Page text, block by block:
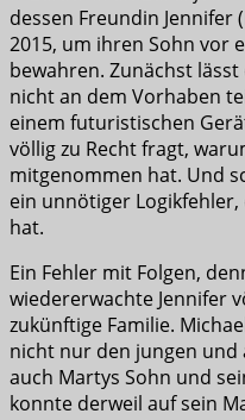
dessen Freundin Jennifer
2015, um ihren Sohn vor
bewahren. Zunächst
nicht an dem Vorhaben
einem futuristischen
völlig zu Recht fragt,
mitgenommen hat. Und
ein unnötiger
hat.
Ein Fehler mit Folgen,
wiedererwachte Jennifer
zukünftige Familie.
nicht nur den jungen und
auch Martys Sohn und
konnte derweil auf sein